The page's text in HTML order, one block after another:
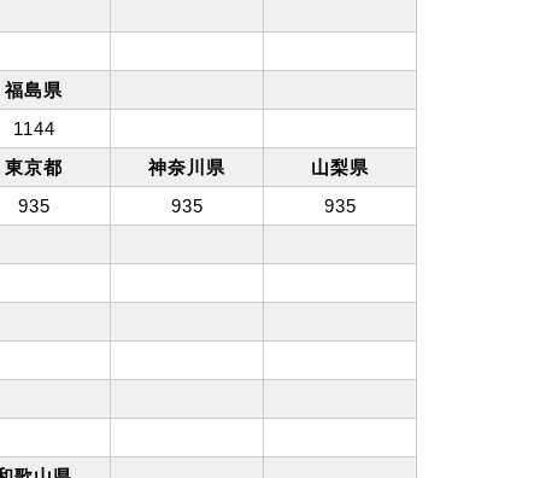
福島県
1144
東京都
神奈川県
山梨県
935
935 935